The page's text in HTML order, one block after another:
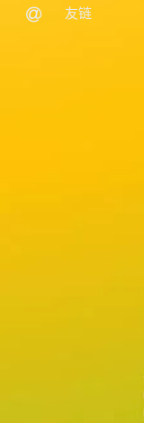
友链